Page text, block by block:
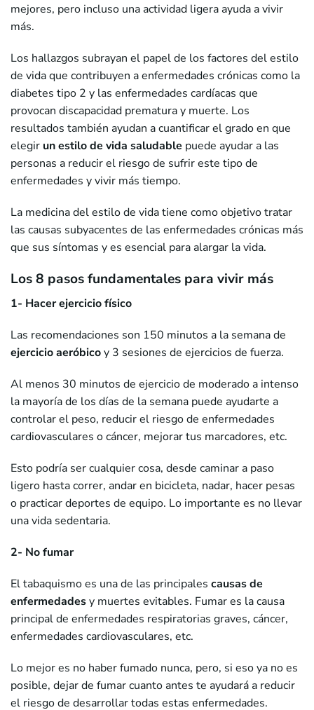
mejores, pero incluso una actividad ligera ayuda a vivir
más.
Los hallazgos subrayan el papel de los factores del estilo
de vida que contribuyen a enfermedades crónicas como la
diabetes tipo 2 y las enfermedades cardíacas que
provocan discapacidad prematura y muerte. Los
resultados también ayudan a cuantificar el grado en que
elegir un estilo de vida saludable puede ayudar a las
personas a reducir el riesgo de sufrir este tipo de
enfermedades y vivir más tiempo.
La medicina del estilo de vida tiene como objetivo tratar
las causas subyacentes de las enfermedades crónicas más
que sus síntomas y es esencial para alargar la vida.
Los 8 pasos fundamentales para vivir más
1- Hacer ejercicio físico
Las recomendaciones son 150 minutos a la semana de
ejercicio aeróbicoy 3 sesiones de ejercicios de fuerza.
Al menos 30 minutos de ejercicio de moderado a intenso
la mayoría de los días de la semana puede ayudarte a
controlar el peso, reducir el riesgo de enfermedades
cardiovasculares o cáncer, mejorar tus marcadores, etc.
Esto podría ser cualquier cosa, desde caminar a paso
ligero hasta correr, andar en bicicleta, nadar, hacer pesas
o practicar deportes de equipo. Lo importante es no llevar
una vida sedentaria.
2- No fumar
El tabaquismo es una de las principales causas de
enfermedadesy muertes evitables. Fumar es la causa
principal de enfermedades respiratorias graves, cáncer,
enfermedades cardiovasculares, etc.
Lo mejor es no haber fumado nunca, pero, si eso ya no es
posible, dejar de fumar cuanto antes te ayudará a reducir
el riesgo de desarrollar todas estas enfermedades.